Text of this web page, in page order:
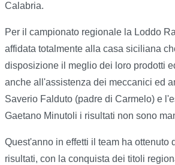
Calabria.
Per il campionato regionale la Loddo
affidata totalmente alla casa siciliana
disposizione il meglio dei loro prodotti
anche all'assistenza dei meccanici ed
Saverio Falduto (padre di Carmelo) e
Gaetano Minutoli i risultati non sono
Quest'anno in effetti il team ha ottenuto
risultati, con la conquista dei titoli